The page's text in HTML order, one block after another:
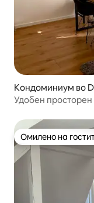
Кондоминиум во
Удобен просторен
Омилено на
Омилено на